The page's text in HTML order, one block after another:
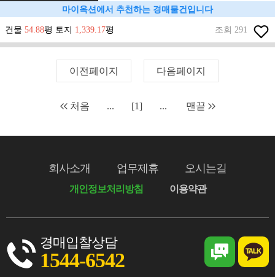
마이옥션에서 추천하는 경매물건입니다
건물 54.88평 토지 1,339.17평 조회 291
이전페이지 다음페이지
처음 ... [1] ... 맨끝
회사소개 업무제휴 오시는길
개인정보처리방침 이용약관
경매입찰상담
1544-6542